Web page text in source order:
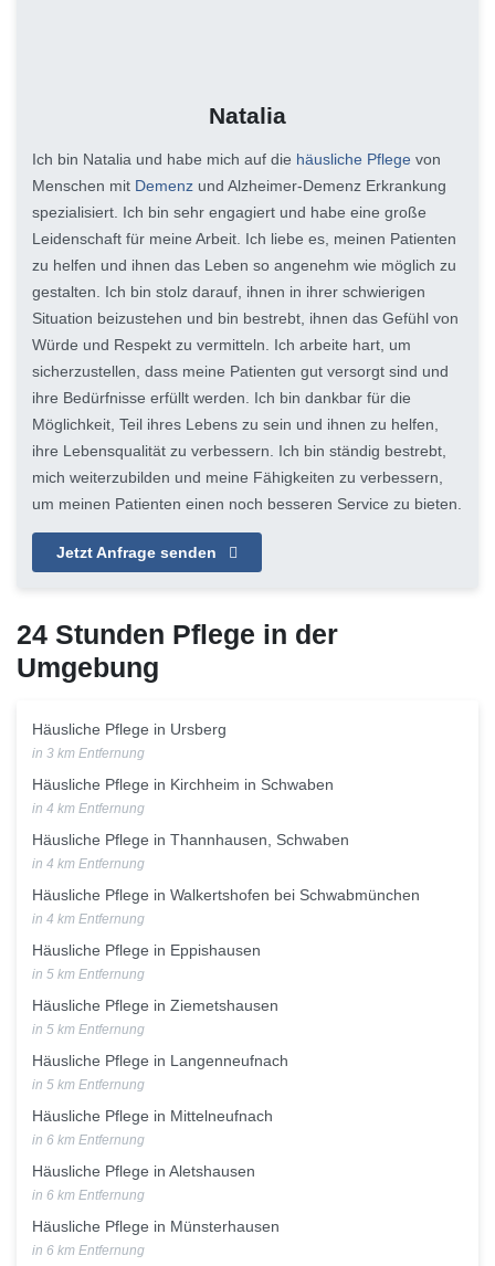
Natalia
Ich bin Natalia und habe mich auf die häusliche Pflege von
Menschen mit Demenz und Alzheimer-Demenz Erkrankung
spezialisiert. Ich bin sehr engagiert und habe eine große
Leidenschaft für meine Arbeit. Ich liebe es, meinen Patienten
zu helfen und ihnen das Leben so angenehm wie möglich zu
gestalten. Ich bin stolz darauf, ihnen in ihrer schwierigen
Situation beizustehen und bin bestrebt, ihnen das Gefühl von
Würde und Respekt zu vermitteln. Ich arbeite hart, um
sicherzustellen, dass meine Patienten gut versorgt sind und
ihre Bedürfnisse erfüllt werden. Ich bin dankbar für die
Möglichkeit, Teil ihres Lebens zu sein und ihnen zu helfen,
ihre Lebensqualität zu verbessern. Ich bin ständig bestrebt,
mich weiterzubilden und meine Fähigkeiten zu verbessern,
um meinen Patienten einen noch besseren Service zu bieten.
Jetzt Anfrage senden
24 Stunden Pflege in der
Umgebung
Häusliche Pflege in Ursberg
in 3 km Entfernung
Häusliche Pflege in Kirchheim in Schwaben
in 4 km Entfernung
Häusliche Pflege in Thannhausen, Schwaben
in 4 km Entfernung
Häusliche Pflege in Walkertshofen bei Schwabmünchen
in 4 km Entfernung
Häusliche Pflege in Eppishausen
in 5 km Entfernung
Häusliche Pflege in Ziemetshausen
in 5 km Entfernung
Häusliche Pflege in Langenneufnach
in 5 km Entfernung
Häusliche Pflege in Mittelneufnach
in 6 km Entfernung
Häusliche Pflege in Aletshausen
in 6 km Entfernung
Häusliche Pflege in Münsterhausen
in 6 km Entfernung